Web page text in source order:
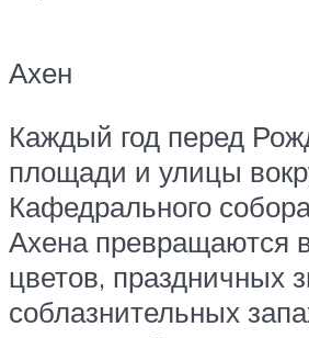
Ахен
Каждый год перед
площади и улицы
Кафедрального
Ахена превращаются
цветов, праздничных
соблазнительных